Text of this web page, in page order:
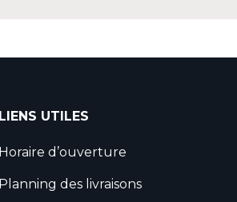
LIENS UTILES
Horaire d’ouverture
Planning des livraisons